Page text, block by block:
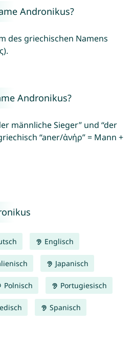
Andronikus?
des griechischen Namens
Andronikus?
männliche Sieger” und “der
“aner/ἀνήρ” = Mann +
Englisch
Japanisch
Polnisch Portugiesisch
Spanisch